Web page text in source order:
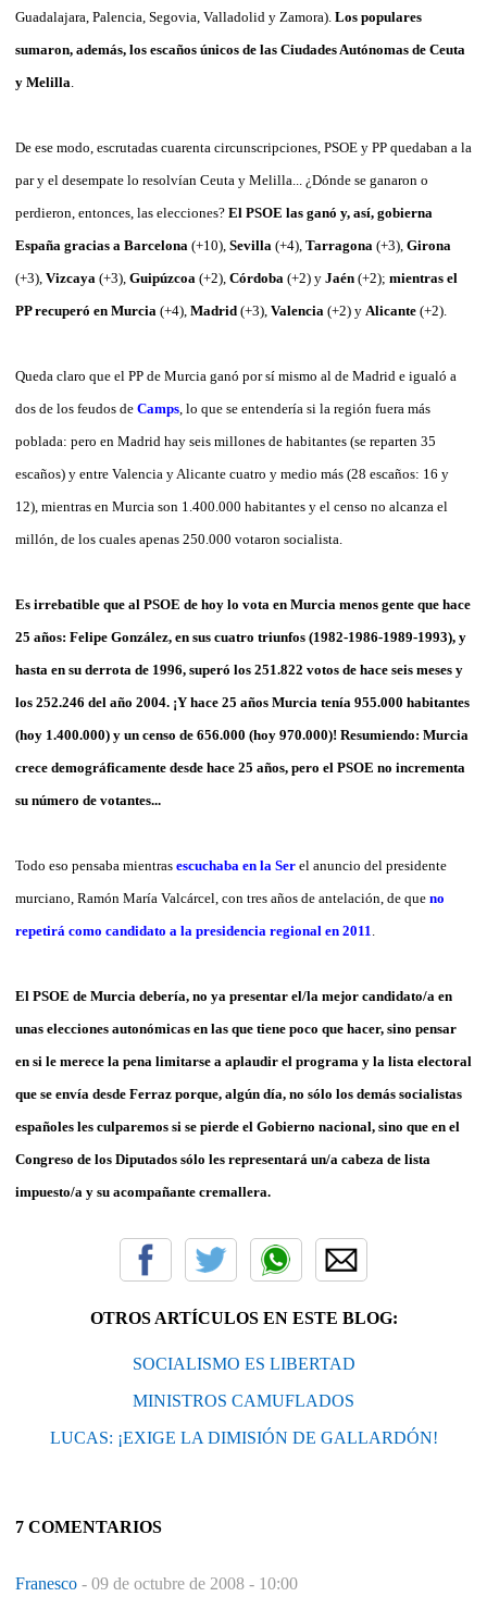
Guadalajara, Palencia, Segovia, Valladolid y Zamora). Los populares
sumaron, además, los escaños únicos de las Ciudades Autónomas de Ceuta
y Melilla
De ese modo, escrutadas cuarenta circunscripciones, PSOE y PP quedaban a la
par y el desempate lo resolvían Ceuta y Melilla... ¿Dónde se ganaron o
perdieron, entonces, las elecciones? El PSOE las ganó y, así, gobierna
España gracias a Barcelona (+10), Sevilla (+4), Tarragona (+3), Girona
(+3), Vizcaya (+3), Guipúzcoa (+2), Córdoba (+2) y Jaén (+2); mientras el
PP recuperó en Murcia (+4), Madrid (+3), Valencia (+2) y Alicante (+2).
Queda claro que el PP de Murcia ganó por sí mismo al de Madrid e igualó a
dos de los feudos de Camps , lo que se entendería si la región fuera más
poblada: pero en Madrid hay seis millones de habitantes (se reparten 35
escaños) y entre Valencia y Alicante cuatro y medio más (28 escaños: 16 y
12), mientras en Murcia son 1.400.000 habitantes y el censo no alcanza el
millón, de los cuales apenas 250.000 votaron socialista.
Es irrebatible que al PSOE de hoy lo vota en Murcia menos gente que hace
25 años: Felipe González, en sus cuatro triunfos (1982-1986-1989-1993), y
hasta en su derrota de 1996, superó los 251.822 votos de hace seis meses y
los 252.246 del año 2004. ¡Y hace 25 años Murcia tenía 955.000 habitantes
(hoy 1.400.000) y un censo de 656.000 (hoy 970.000)! Resumiendo: Murcia
crece demográficamente desde hace 25 años, pero el PSOE no incrementa
su número de votantes...
Todo eso pensaba mientras escuchaba en la Ser el anuncio del presidente
murciano, Ramón María Valcárcel, con tres años de antelación, de que no
repetirá como candidato a la presidencia regional en 2011
El PSOE de Murcia debería, no ya presentar el/la mejor candidato/a en
unas elecciones autonómicas en las que tiene poco que hacer, sino pensar
en si le merece la pena limitarse a aplaudir el programa y la lista electoral
que se envía desde Ferraz porque, algún día, no sólo los demás socialistas
españoles les culparemos si se pierde el Gobierno nacional, sino que en el
Congreso de los Diputados sólo les representará un/a cabeza de lista
impuesto/a y su acompañante cremallera.
OTROS ARTÍCULOS EN ESTE BLOG:
SOCIALISMO ES LIBERTAD
MINISTROS CAMUFLADOS
LUCAS: ¡EXIGE LA DIMISIÓN DE GALLARDÓN!
7 COMENTARIOS
Franesco - 09 de octubre de 2008 - 10:00